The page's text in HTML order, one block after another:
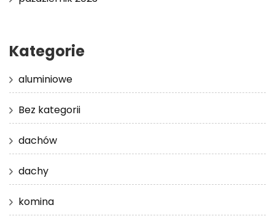
Kategorie
aluminiowe
Bez kategorii
dachów
dachy
komina